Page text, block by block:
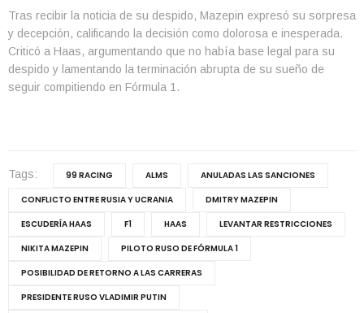
Tras recibir la noticia de su despido, Mazepin expresó su sorpresa
y decepción, calificando la decisión como dolorosa e inesperada.
Criticó a Haas, argumentando que no había base legal para su
despido y lamentando la terminación abrupta de su sueño de
seguir compitiendo en Fórmula 1.
Tags: 99 RACING ALMS
ANULADAS LAS SANCIONES
CONFLICTO ENTRE RUSIA Y UCRANIA
DMITRY MAZEPIN
ESCUDERÍA HAAS
F1 HAAS
LEVANTAR RESTRICCIONES
NIKITA MAZEPIN
PILOTO RUSO DE FÓRMULA 1
POSIBILIDAD DE RETORNO A LAS CARRERAS
PRESIDENTE RUSO VLADIMIR PUTIN